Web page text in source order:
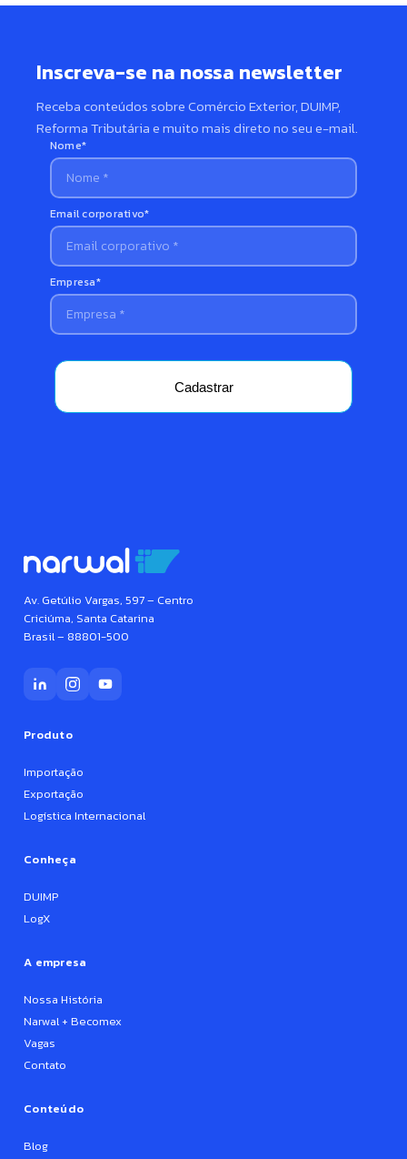
Inscreva-se na nossa newsletter
Receba conteúdos sobre Comércio Exterior, DUIMP,
Reforma Tributária e muito mais direto no seu e-mail.
Nome*
Email corporativo*
Empresa*
Cadastrar
Av. Getúlio Vargas, 597 – Centro
Criciúma, Santa Catarina
Brasil – 88801-500
Produto
Importação
Exportação
Logística Internacional
Conheça
DUIMP
LogX
A empresa
Nossa História
Narwal + Becomex
Vagas
Contato
Conteúdo
Blog